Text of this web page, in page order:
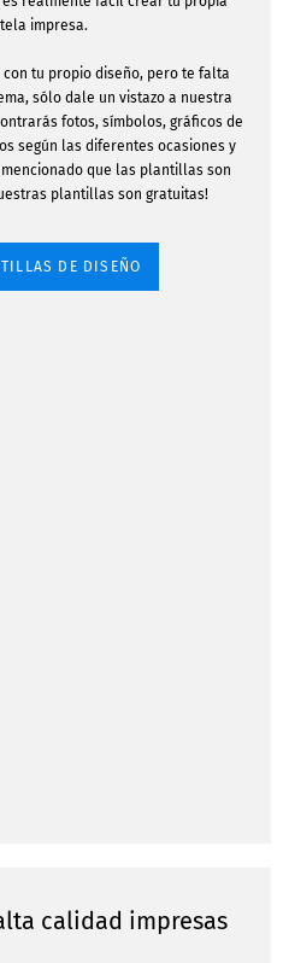
impresa.
tu propio diseño, pero te falta
sólo dale un vistazo a nuestra
fotos, símbolos, gráficos de
según las diferentes ocasiones y
que las plantillas son
plantillas son gratuitas!
DE DISEÑO
calidad impresas